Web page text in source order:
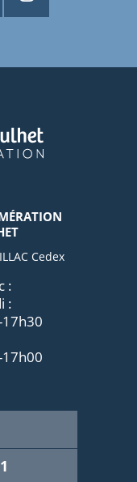
Cedex
:
: